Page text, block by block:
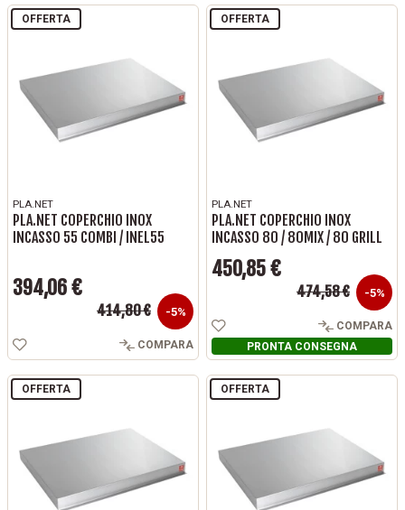
OFFERTA
PLA.NET
PLA.NET COPERCHIO INOX
INCASSO 55 COMBI / INEL55
394,06 €
Prezzo base
414,80 € -5%
COMPARA
OFFERTA
PLA.NET
PLA.NET COPERCHIO INOX
INCASSO 80 / 80MIX / 80 GRILL
450,85 €
Prezzo base
474,58 € -5%
COMPARA
PRONTA CONSEGNA
OFFERTA OFFERTA